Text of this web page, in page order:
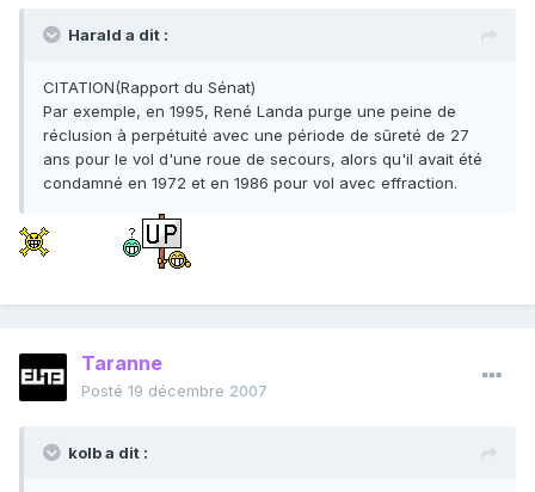
Harald a dit :
CITATION(Rapport du Sénat)
Par exemple, en 1995, René Landa purge une peine de
réclusion à perpétuité avec une période de sûreté de 27
ans pour le vol d'une roue de secours, alors qu'il avait été
condamné en 1972 et en 1986 pour vol avec effraction.
Taranne
Posté 19 décembre 2007
kolb a dit :